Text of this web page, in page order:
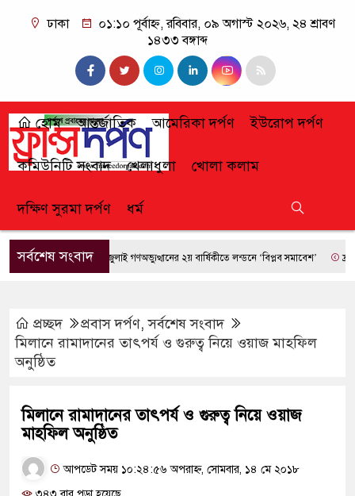
ঢাকা
০১:১০ পূর্বাহ্ন, রবিবার, ০৯ অগাস্ট ২০২৬, ২৪ শ্রাবণ
১৪৩৩ বঙ্গাব্দ
হোম আন্তর্জাতিক আমেরিকা দর্পণ ইউরোপ দর্পণ
কমিউনিটি সংবাদ খেলাধুলা খোলা কলাম
দক্ষিণ সুরমা দর্পণ ধর্ম
সর্বশেষ সংবাদজুলাই গণঅভ্যুত্থানের ২য় বার্ষিকীতে লন্ডনে ‘বিপ্লব সমাবেশ’ ফ্রান্সে
প্রচ্ছদ প্রবাস দর্পণ,সর্বশেষ সংবাদ
মিলানে রামাদানের তাৎপর্য ও গুরুত্ব নিয়ে ওয়াজ মাহফিল
অনুষ্ঠিত
মিলানে রামাদানের তাৎপর্য ও গুরুত্ব নিয়ে ওয়াজ
মাহফিল অনুষ্ঠিত
আপডেট সময় ১০:২৪:৫৬ অপরাহ্ন, সোমবার, ১৪ মে ২০১৮